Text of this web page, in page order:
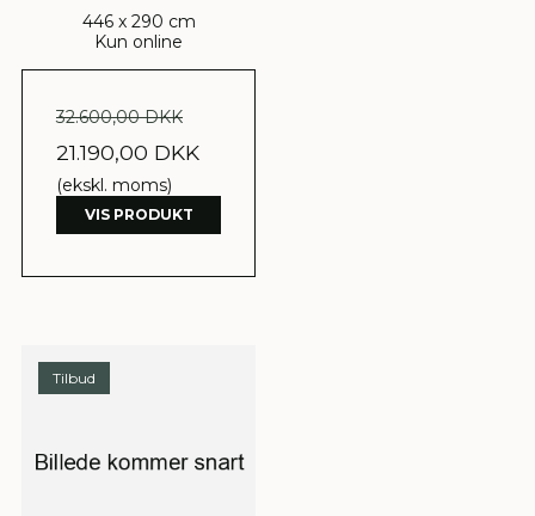
446 x 290 cm
Kun online
32.600,00 DKK
21.190,00 DKK
(ekskl. moms)
VIS PRODUKT
Tilbud